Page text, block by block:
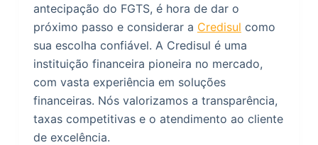
antecipação do FGTS, é hora de dar o
próximo passo e considerar a Credisul como
sua escolha confiável. A Credisul é uma
instituição financeira pioneira no mercado,
com vasta experiência em soluções
financeiras. Nós valorizamos a transparência,
taxas competitivas e o atendimento ao cliente
de excelência.